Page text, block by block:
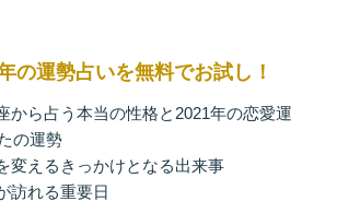
の運勢占いを無料でお試し！
から占う本当の性格と2021年の恋愛運
の運勢
変えるきっかけとなる出来事
訪れる重要日